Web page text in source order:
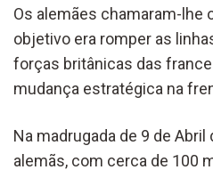
Os alemães chamaram-lhe
objetivo era romper as
forças britânicas das
mudança estratégica na
Na madrugada de 9 de
alemãs, com cerca de 100